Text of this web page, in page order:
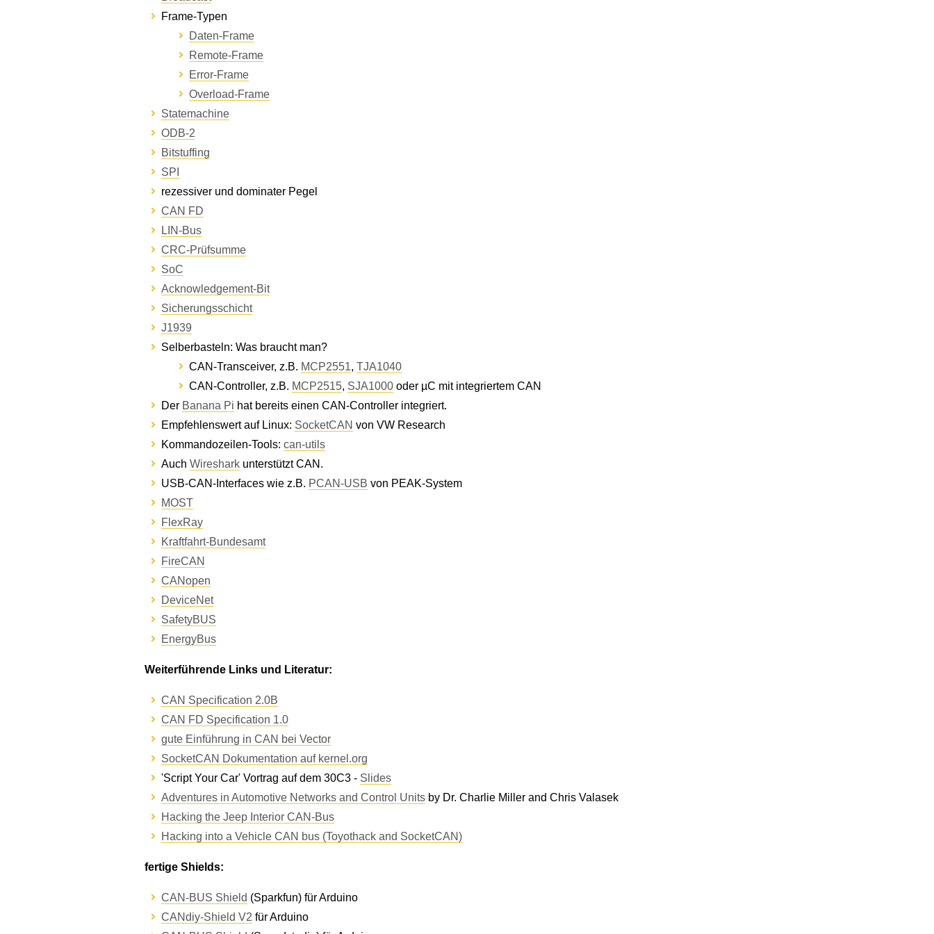
Frame-Typen
Daten-Frame
Remote-Frame
Error-Frame
Overload-Frame
Statemachine
ODB-2
Bitstuffing
SPI
rezessiver und dominater Pegel
CAN FD
LIN-Bus
CRC-Prüfsumme
SoC
Acknowledgement-Bit
Sicherungsschicht
J1939
Selberbasteln: Was braucht man?
CAN-Transceiver, z.B. MCP2551, TJA1040
CAN-Controller, z.B. MCP2515, SJA1000 oder µC mit integriertem CAN
Der Banana Pi hat bereits einen CAN-Controller integriert.
Empfehlenswert auf Linux: SocketCAN von VW Research
Kommandozeilen-Tools: can-utils
Auch Wireshark unterstützt CAN.
USB-CAN-Interfaces wie z.B. PCAN-USB von PEAK-System
MOST
FlexRay
Kraftfahrt-Bundesamt
FireCAN
CANopen
DeviceNet
SafetyBUS
EnergyBus
Weiterführende Links und Literatur:
CAN Specification 2.0B
CAN FD Specification 1.0
gute Einführung in CAN bei Vector
SocketCAN Dokumentation auf kernel.org
'Script Your Car' Vortrag auf dem 30C3 - Slides
Adventures in Automotive Networks and Control Units by Dr. Charlie Miller and Chris Valasek
Hacking the Jeep Interior CAN-Bus
Hacking into a Vehicle CAN bus (Toyothack and SocketCAN)
fertige Shields:
CAN-BUS Shield (Sparkfun) für Arduino
CANdiy-Shield V2 für Arduino